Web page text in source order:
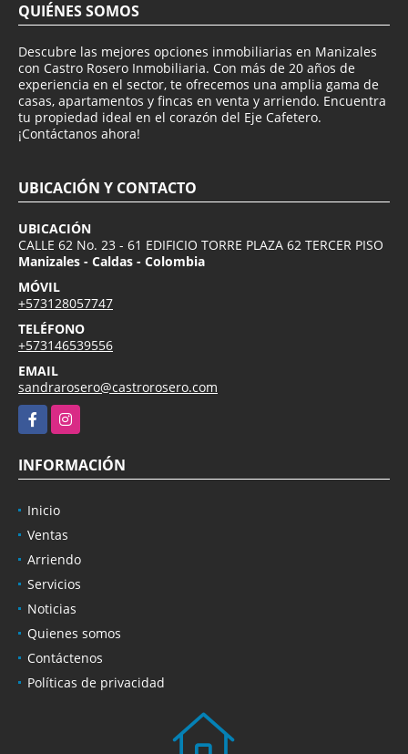
QUIÉNES SOMOS
Descubre las mejores opciones inmobiliarias en Manizales
con Castro Rosero Inmobiliaria. Con más de 20 años de
experiencia en el sector, te ofrecemos una amplia gama de
casas, apartamentos y fincas en venta y arriendo. Encuentra
tu propiedad ideal en el corazón del Eje Cafetero.
¡Contáctanos ahora!
UBICACIÓN
CALLE 62 No. 23 - 61 EDIFICIO TORRE PLAZA 62 TERCER PISO
Manizales - Caldas - Colombia
MÓVIL
+573128057747
TELÉFONO
+573146539556
EMAIL
sandrarosero@castrorosero.com
FacebookInstagram
Inicio
Ventas
Arriendo
Servicios
Noticias
Quienes somos
Contáctenos